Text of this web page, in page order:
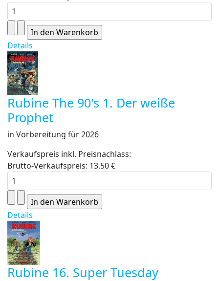
Details
Rubine The 90's 1. Der weiße
Prophet
in Vorbereitung für 2026
Verkaufspreis inkl. Preisnachlass:
Brutto-Verkaufspreis: 13,50 €
Details
Rubine 16. Super Tuesday